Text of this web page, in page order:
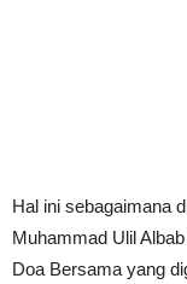
Hal ini sebagaimana
Muhammad Ulil
Doa Bersama yang